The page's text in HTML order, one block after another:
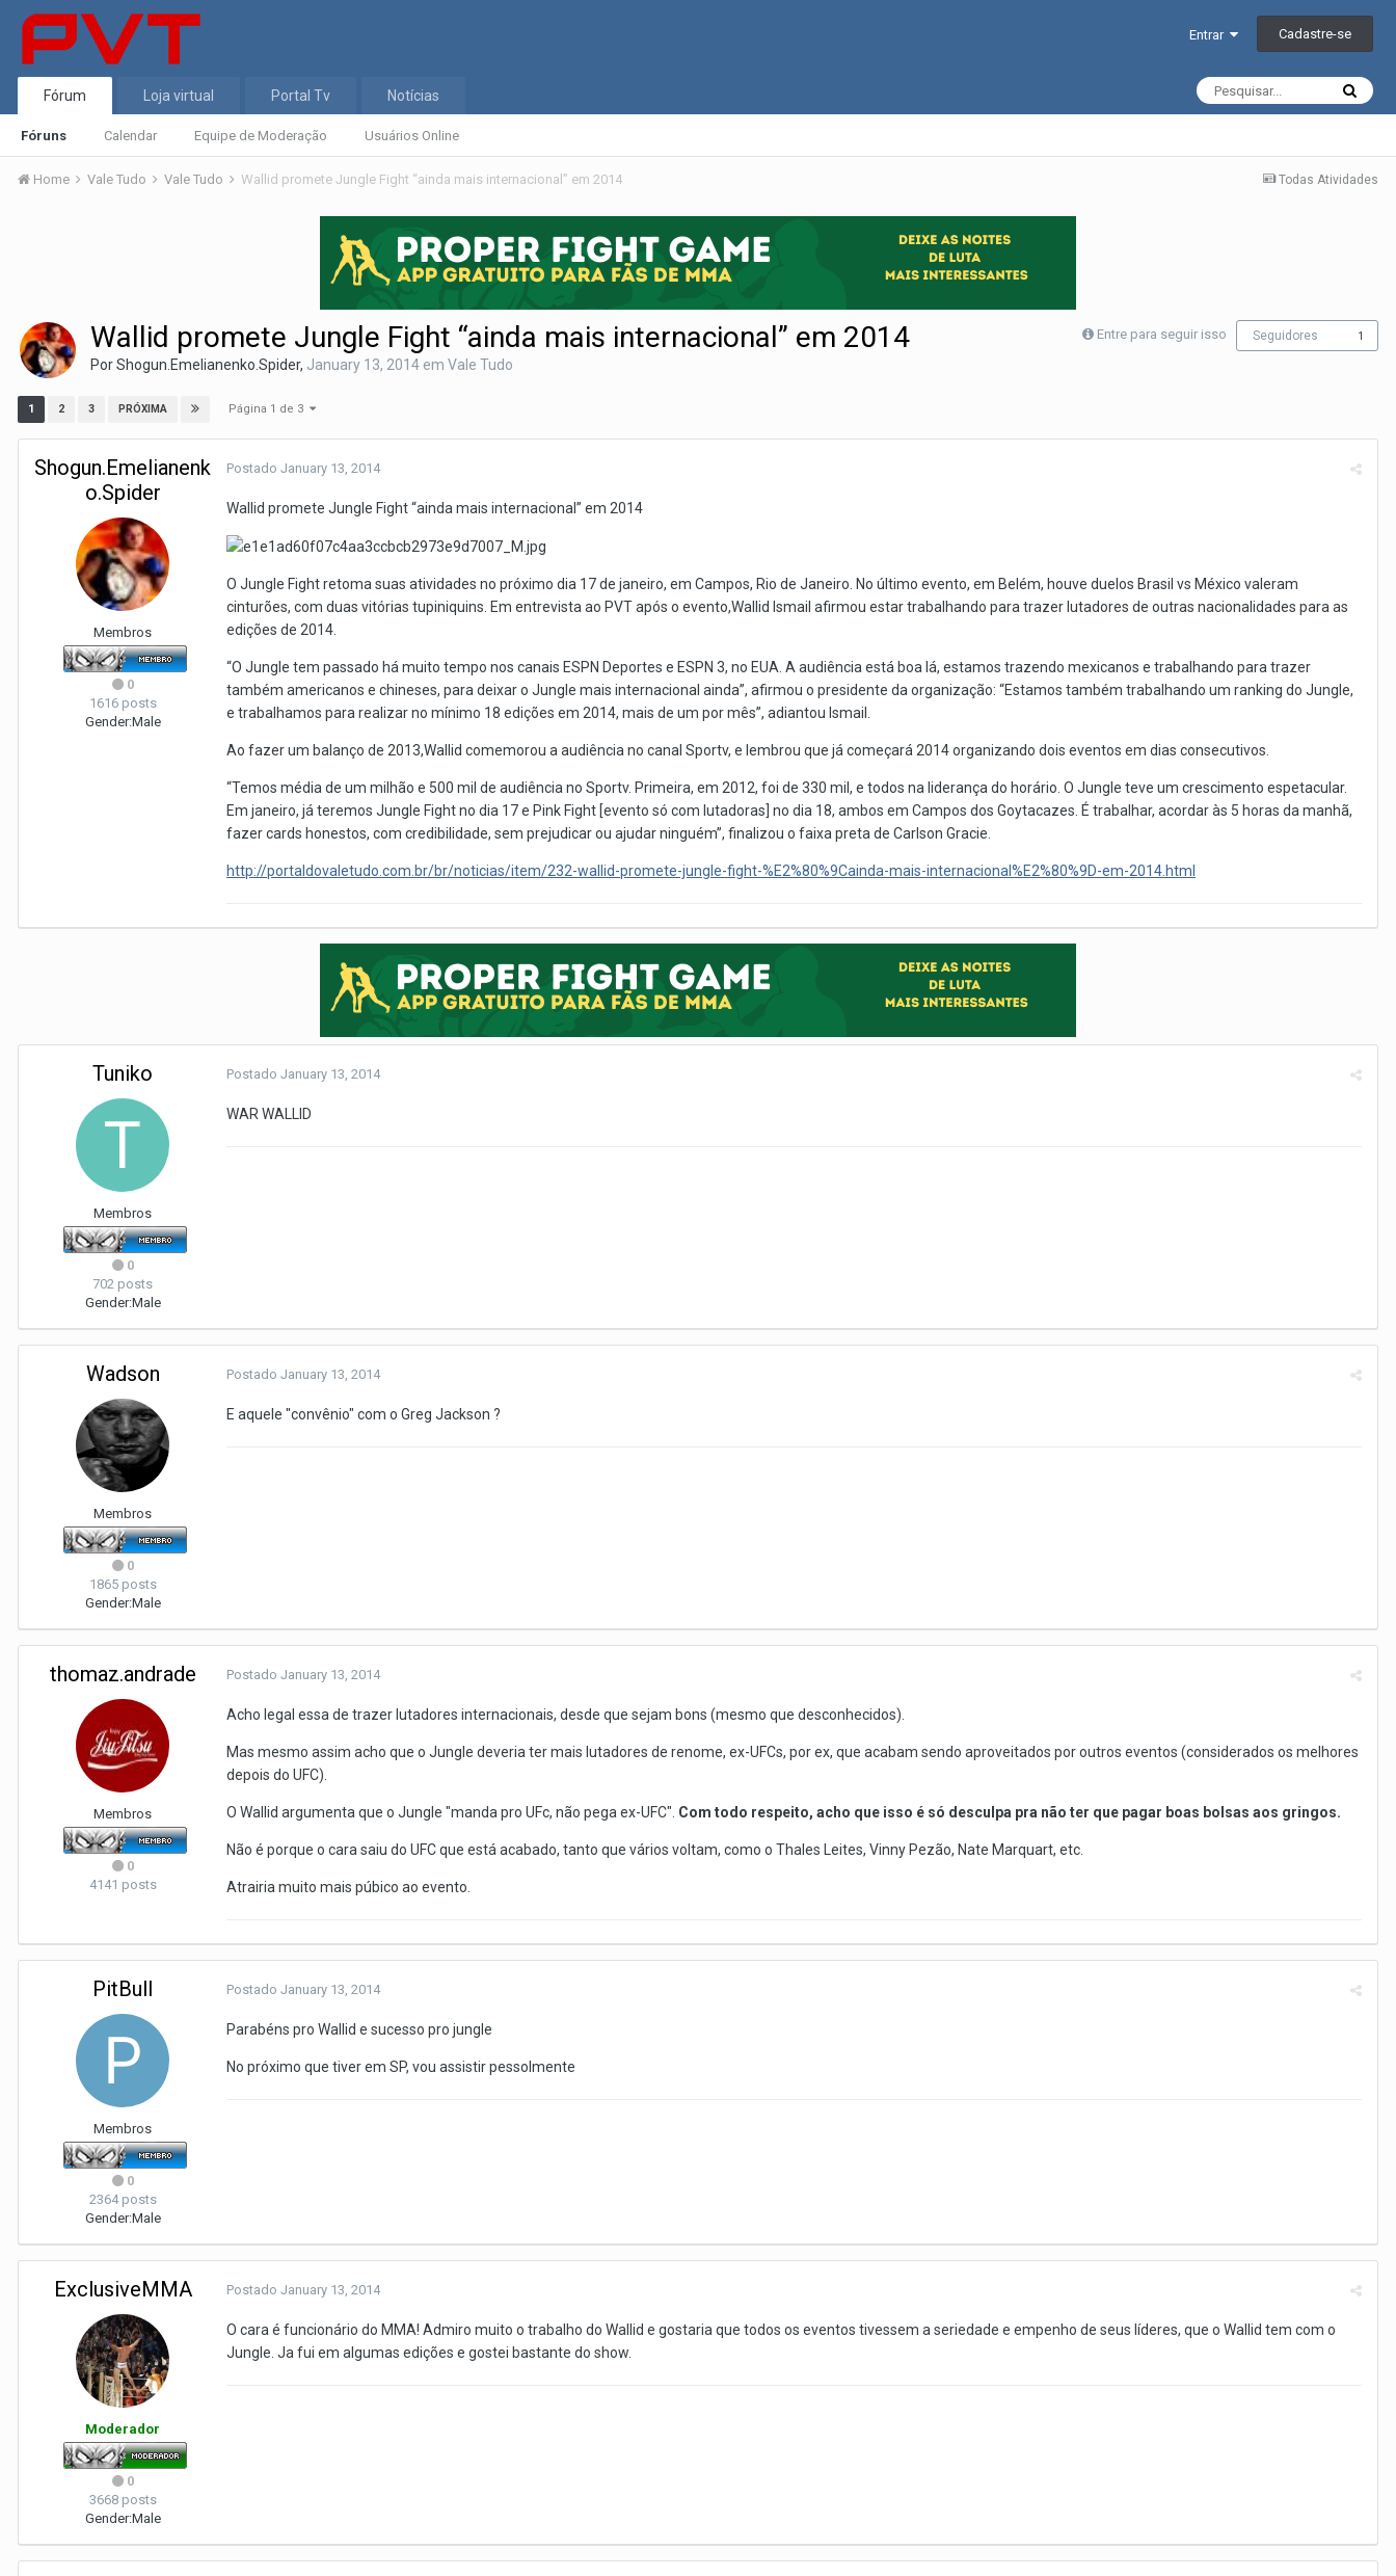
Entrar Cadastre-se
Fórum
Fóruns Calendar Equipe de Moderação Usuários Online
Loja virtual Portal Tv Notícias
Todas Atividades
Home Vale Tudo Vale Tudo Wallid promete Jungle Fight “ainda mais internacional” em 2014
Entre para seguir isso Seguidores 1
Wallid promete Jungle Fight “ainda mais internacional” em 2014
PorShogun.Emelianenko.Spider, January 13, 2014 em Vale Tudo
1 2 3 PRÓXIMA Página 1 de 3
Shogun.Emelianenk
o.Spider
Membros
0
1616 posts
Gender:Male
Postado January 13, 2014
Wallid promete Jungle Fight “ainda mais internacional” em 2014
O Jungle Fight retoma suas atividades no próximo dia 17 de janeiro, em Campos, Rio de Janeiro. No último evento, em Belém, houve duelos Brasil vs México valeram
cinturões, com duas vitórias tupiniquins. Em entrevista ao PVT após o evento,Wallid Ismail afirmou estar trabalhando para trazer lutadores de outras nacionalidades para as
edições de 2014.
“O Jungle tem passado há muito tempo nos canais ESPN Deportes e ESPN 3, no EUA. A audiência está boa lá, estamos trazendo mexicanos e trabalhando para trazer
também americanos e chineses, para deixar o Jungle mais internacional ainda”, afirmou o presidente da organização: “Estamos também trabalhando um ranking do Jungle,
e trabalhamos para realizar no mínimo 18 edições em 2014, mais de um por mês”, adiantou Ismail.
Ao fazer um balanço de 2013,Wallid comemorou a audiência no canal Sportv, e lembrou que já começará 2014 organizando dois eventos em dias consecutivos.
“Temos média de um milhão e 500 mil de audiência no Sportv. Primeira, em 2012, foi de 330 mil, e todos na liderança do horário. O Jungle teve um crescimento espetacular.
Em janeiro, já teremos Jungle Fight no dia 17 e Pink Fight [evento só com lutadoras] no dia 18, ambos em Campos dos Goytacazes. É trabalhar, acordar às 5 horas da manhã,
fazer cards honestos, com credibilidade, sem prejudicar ou ajudar ninguém”, finalizou o faixa preta de Carlson Gracie.
http://portaldovaletudo.com.br/br/noticias/item/232-wallid-promete-jungle-fight-%E2%80%9Cainda-mais-internacional%E2%80%9D-em-2014.html
Tuniko
Membros
0
702 posts
Gender:Male
Postado January 13, 2014
WAR WALLID
Wadson
Membros
0
1865 posts
Gender:Male
Postado January 13, 2014
E aquele "convênio" com o Greg Jackson ?
thomaz.andrade
Membros
0
4141 posts
Postado January 13, 2014
Acho legal essa de trazer lutadores internacionais, desde que sejam bons (mesmo que desconhecidos).
Mas mesmo assim acho que o Jungle deveria ter mais lutadores de renome, ex-UFCs, por ex, que acabam sendo aproveitados por outros eventos (considerados os melhores
depois do UFC).
O Wallid argumenta que o Jungle "manda pro UFc, não pega ex-UFC". Com todo respeito, acho que isso é só desculpa pra não ter que pagar boas bolsas aos gringos.
Não é porque o cara saiu do UFC que está acabado, tanto que vários voltam, como o Thales Leites, Vinny Pezão, Nate Marquart, etc.
Atrairia muito mais púbico ao evento.
PitBull
Membros
0
2364 posts
Gender:Male
Postado January 13, 2014
Parabéns pro Wallid e sucesso pro jungle
No próximo que tiver em SP, vou assistir pessolmente
ExclusiveMMA
Moderador
0
3668 posts
Gender:Male
Postado January 13, 2014
O cara é funcionário do MMA! Admiro muito o trabalho do Wallid e gostaria que todos os eventos tivessem a seriedade e empenho de seus líderes, que o Wallid tem com o
Jungle. Ja fui em algumas edições e gostei bastante do show.